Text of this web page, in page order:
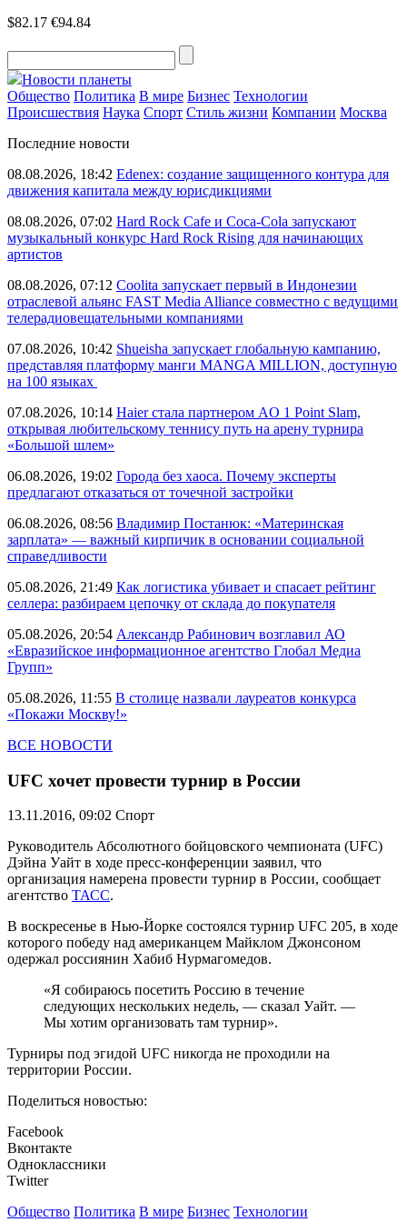
$82.17 €94.84
Новости планеты
Общество Политика В мире Бизнес Технологии
Происшествия Наука Спорт Стиль жизни Компании Москва
Последние новости
08.08.2026, 18:42 Edenex: создание защищенного контура для
движения капитала между юрисдикциями
08.08.2026, 07:02 Hard Rock Cafe и Coca-Cola запускают
музыкальный конкурс Hard Rock Rising для начинающих
артистов
08.08.2026, 07:12 Coolita запускает первый в Индонезии
отраслевой альянс FAST Media Alliance совместно с ведущими
телерадиовещательными компаниями
07.08.2026, 10:42 Shueisha запускает глобальную кампанию,
представляя платформу манги MANGA MILLION, доступную
на 100 языках
07.08.2026, 10:14 Haier стала партнером AO 1 Point Slam,
открывая любительскому теннису путь на арену турнира
«Большой шлем»
06.08.2026, 19:02 Города без хаоса. Почему эксперты
предлагают отказаться от точечной застройки
06.08.2026, 08:56 Владимир Постанюк: «Материнская
зарплата» — важный кирпичик в основании социальной
справедливости
05.08.2026, 21:49 Как логистика убивает и спасает рейтинг
селлера: разбираем цепочку от склада до покупателя
05.08.2026, 20:54 Александр Рабинович возглавил АО
«Евразийское информационное агентство Глобал Медиа
Групп»
05.08.2026, 11:55 В столице назвали лауреатов конкурса
«Покажи Москву!»
ВСЕ НОВОСТИ
UFC хочет провести турнир в России
13.11.2016, 09:02 Спорт
Руководитель Абсолютного бойцовского чемпионата (UFC)
Дэйна Уайт в ходе пресс-конференции заявил, что
организация намерена провести турнир в России, сообщает
агентство ТАСС.
В воскресенье в Нью-Йорке состоялся турнир UFC 205, в ходе
которого победу над американцем Майклом Джонсоном
одержал россиянин Хабиб Нурмагомедов.
«Я собираюсь посетить Россию в течение
следующих нескольких недель, — сказал Уайт. —
Мы хотим организовать там турнир».
Турниры под эгидой UFC никогда не проходили на
территории России.
Поделиться новостью:
Facebook
Вконтакте
Одноклассники
Twitter
Общество Политика В мире Бизнес Технологии